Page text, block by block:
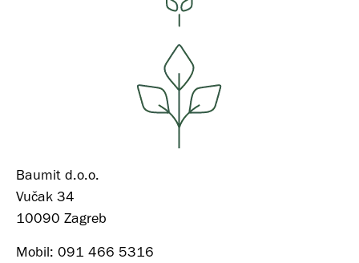
Baumit d.o.o.
Vučak 34
10090 Zagreb
Mobil: 091 466 5316